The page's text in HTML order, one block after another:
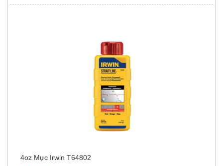
4oz Mực Irwin T64802